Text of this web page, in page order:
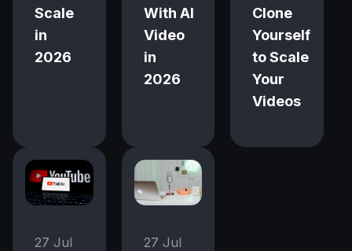
Scale
in
2026
With AI
Video
in
2026
Clone
Yourself
to Scale
Your
Videos
27 Jul
27 Jul